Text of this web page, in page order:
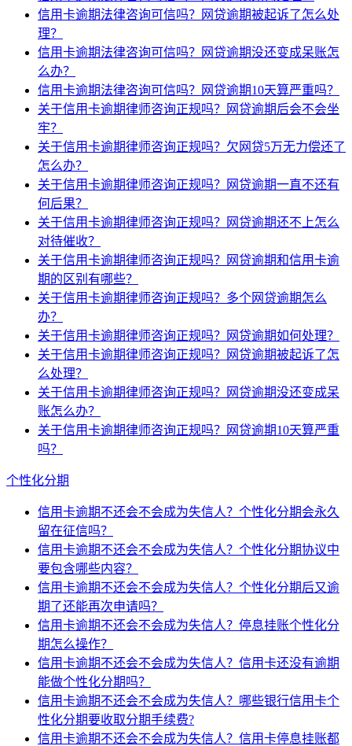
信用卡逾期法律咨询可信吗？网贷逾期被起诉了怎么处
理？
信用卡逾期法律咨询可信吗？网贷逾期没还变成呆账怎
么办？
信用卡逾期法律咨询可信吗？网贷逾期10天算严重吗？
关于信用卡逾期律师咨询正规吗？网贷逾期后会不会坐
牢？
关于信用卡逾期律师咨询正规吗？欠网贷5万无力偿还了
怎么办？
关于信用卡逾期律师咨询正规吗？网贷逾期一直不还有
何后果？
关于信用卡逾期律师咨询正规吗？网贷逾期还不上怎么
对待催收？
关于信用卡逾期律师咨询正规吗？网贷逾期和信用卡逾
期的区别有哪些？
关于信用卡逾期律师咨询正规吗？多个网贷逾期怎么
办？
关于信用卡逾期律师咨询正规吗？网贷逾期如何处理？
关于信用卡逾期律师咨询正规吗？网贷逾期被起诉了怎
么处理？
关于信用卡逾期律师咨询正规吗？网贷逾期没还变成呆
账怎么办？
关于信用卡逾期律师咨询正规吗？网贷逾期10天算严重
吗？
个性化分期
信用卡逾期不还会不会成为失信人？个性化分期会永久
留在征信吗？
信用卡逾期不还会不会成为失信人？个性化分期协议中
要包含哪些内容？
信用卡逾期不还会不会成为失信人？个性化分期后又逾
期了还能再次申请吗？
信用卡逾期不还会不会成为失信人？停息挂账个性化分
期怎么操作？
信用卡逾期不还会不会成为失信人？信用卡还没有逾期
能做个性化分期吗？
信用卡逾期不还会不会成为失信人？哪些银行信用卡个
性化分期要收取分期手续费?
信用卡逾期不还会不会成为失信人？信用卡停息挂账都